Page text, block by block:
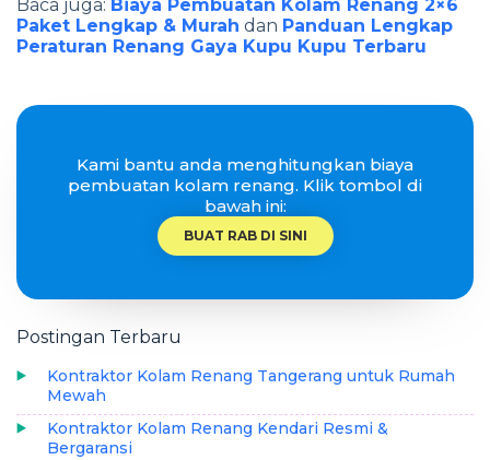
Baca juga: Biaya Pembuatan Kolam Renang 2×6
Paket Lengkap & Murah dan Panduan Lengkap
Peraturan Renang Gaya Kupu Kupu Terbaru
Kami bantu anda menghitungkan biaya
pembuatan kolam renang. Klik tombol di
bawah ini:
BUAT RAB DI SINI
Postingan Terbaru
Kontraktor Kolam Renang Tangerang untuk Rumah
Mewah
Kontraktor Kolam Renang Kendari Resmi &
Bergaransi